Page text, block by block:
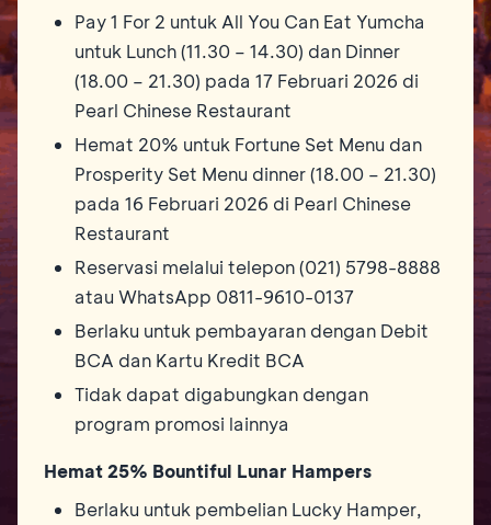
Pay 1 For 2 untuk All You Can Eat Yumcha
untuk Lunch (11.30 – 14.30) dan Dinner
(18.00 – 21.30) pada 17 Februari 2026 di
Pearl Chinese Restaurant
Hemat 20% untuk Fortune Set Menu dan
Prosperity Set Menu dinner (18.00 – 21.30)
pada 16 Februari 2026 di Pearl Chinese
Restaurant
Reservasi melalui telepon (021) 5798-8888
atau WhatsApp 0811-9610-0137
Berlaku untuk pembayaran dengan Debit
BCA dan Kartu Kredit BCA
Tidak dapat digabungkan dengan
program promosi lainnya
Hemat 25% Bountiful Lunar Hampers
Berlaku untuk pembelian Lucky Hamper,